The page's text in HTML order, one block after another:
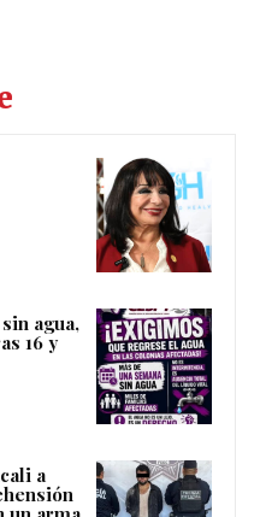
agua,
16 y
a